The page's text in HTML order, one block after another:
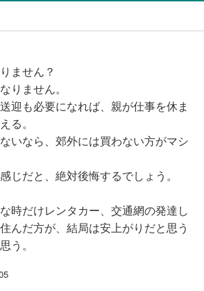
ません？
りません。
迎も必要になれば、親が仕事を休ま
る。
いなら、郊外には買わない方がマシ
じだと、絶対後悔するでしょう。
時だけレンタカー、交通網の発達し
んだ方が、結局は安上がりだと思う
う。